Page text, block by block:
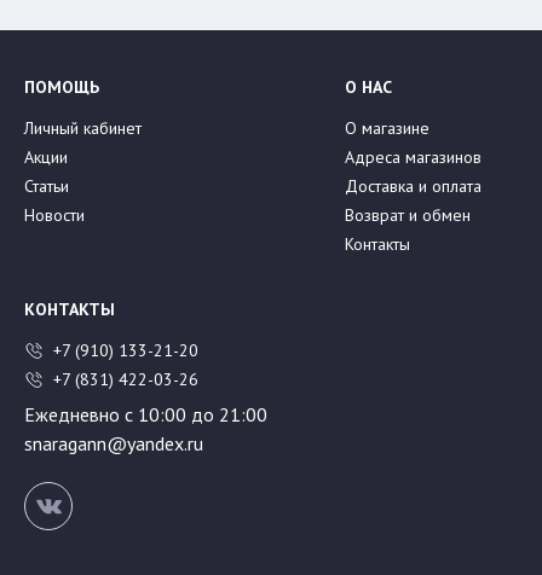
ПОМОЩЬ
Личный кабинет
Акции
Статьи
Новости
О НАС
О магазине
Адреса магазинов
Доставка и оплата
Возврат и обмен
Контакты
КОНТАКТЫ
+7 (910) 133-21-20
+7 (831) 422-03-26
Ежедневно с 10:00 до 21:00
snaragann@yandex.ru